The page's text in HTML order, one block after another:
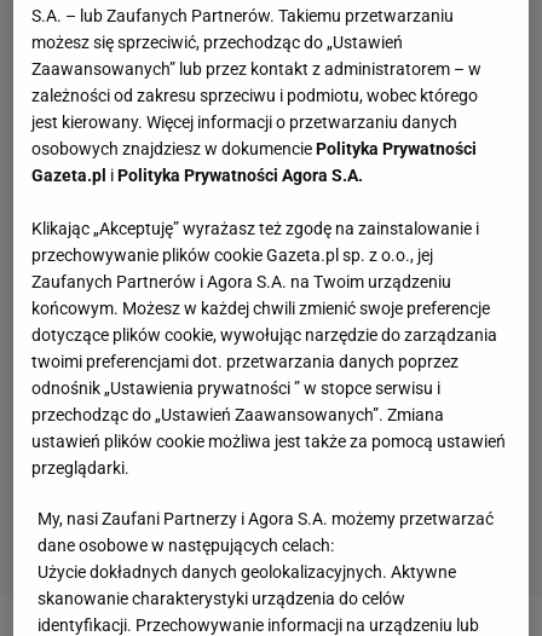
S.A. – lub Zaufanych Partnerów. Takiemu przetwarzaniu
możesz się sprzeciwić, przechodząc do „Ustawień
Zaawansowanych” lub przez kontakt z administratorem – w
zależności od zakresu sprzeciwu i podmiotu, wobec którego
jest kierowany. Więcej informacji o przetwarzaniu danych
osobowych znajdziesz w dokumenciePolityka Prywatności
Gazeta.pl iPolityka Prywatności Agora S.A.
Klikając „Akceptuję” wyrażasz też zgodę na zainstalowanie i
przechowywanie plików cookie Gazeta.pl sp. z o.o., jej
Zaufanych Partnerów i Agora S.A. na Twoim urządzeniu
końcowym. Możesz w każdej chwili zmienić swoje preferencje
dotyczące plików cookie, wywołując narzędzie do zarządzania
twoimi preferencjami dot. przetwarzania danych poprzez
odnośnik „Ustawienia prywatności ” w stopce serwisu i
przechodząc do „Ustawień Zaawansowanych”. Zmiana
ustawień plików cookie możliwa jest także za pomocą ustawień
przeglądarki.
My, nasi Zaufani Partnerzy i Agora S.A. możemy przetwarzać
dane osobowe w następujących celach:
Użycie dokładnych danych geolokalizacyjnych. Aktywne
skanowanie charakterystyki urządzenia do celów
identyfikacji. Przechowywanie informacji na urządzeniu lub